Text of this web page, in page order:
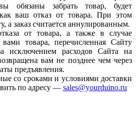
обязаны забрать товар, будет
ваш отказ от товара. При этом
а заказ считается аннулированным.
от товара, а также в случае
вами товара, перечисленная Сайту
исключением расходов Сайта на
вам не позднее чем через
предъявления.
со сроками и условиями доставки
по адресу — sales@yourduino.ru